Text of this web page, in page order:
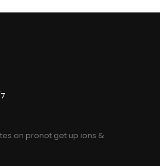
on pronot get up ions &